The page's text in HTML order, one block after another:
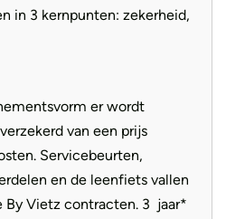
in 3 kernpunten: zekerheid,
er wordt
van een prijs
Servicebeurten,
en de leenfiets vallen
By Vietz contracten. 3 jaar*